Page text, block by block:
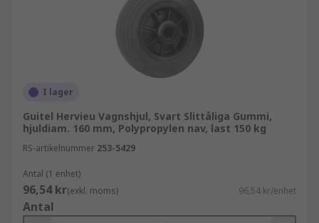
I lager
Guitel Hervieu Vagnshjul, Svart Slittåliga Gummi,
hjuldiam. 160 mm, Polypropylen nav, last 150 kg
RS-artikelnummer 253-5429
Antal (1 enhet)
96,54 kr(exkl. moms) 96,54 kr/enhet
Antal